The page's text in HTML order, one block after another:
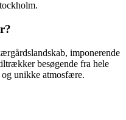
imponerende
besøgende fra hele
og unikke atmosfære.